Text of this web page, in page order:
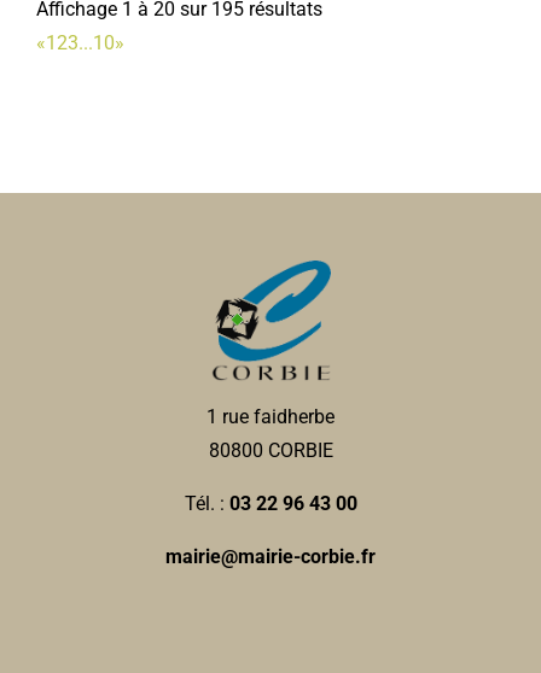
Affichage 1 à 20 sur 195 résultats
«123...10»
1 rue faidherbe
80800 CORBIE
Tél. : 03 22 96 43 00
mairie@mairie-corbie.fr